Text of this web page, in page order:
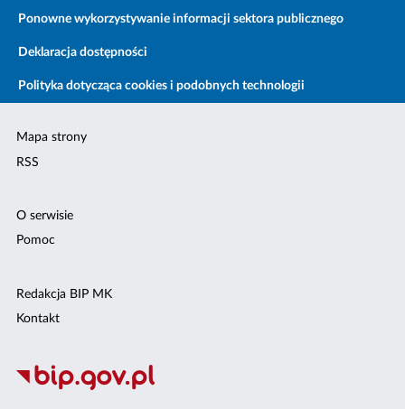
Ponowne wykorzystywanie informacji sektora publicznego
Deklaracja dostępności
Polityka dotycząca cookies i podobnych technologii
Mapa strony
RSS
O serwisie
Pomoc
Redakcja BIP MK
Kontakt